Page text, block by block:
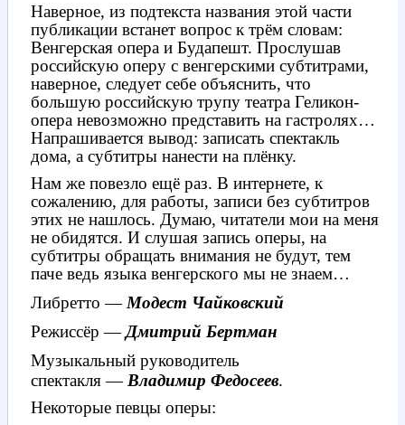
Наверное, из подтекста названия этой части
публикации встанет вопрос к трём словам:
Венгерская опера и Будапешт. Прослушав
российскую оперу с венгерскими субтитрами,
наверное, следует себе объяснить, что
большую российскую трупу театра Геликон-
опера невозможно представить на гастролях…
Напрашивается вывод: записать спектакль
дома, а субтитры нанести на плёнку.
Нам же повезло ещё раз. В интернете, к
сожалению, для работы, записи без субтитров
этих не нашлось. Думаю, читатели мои на меня
не обидятся. И слушая запись оперы, на
субтитры обращать внимания не будут, тем
паче ведь языка венгерского мы не знаем…
Либретто — Модест Чайковский
Режиссёр — Дмитрий Бертман
Музыкальный руководитель
спектакля — Владимир Федосеев.
Некоторые певцы оперы: